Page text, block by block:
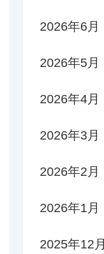
2026年6月
2026年5月
2026年4月
2026年3月
2026年2月
2026年1月
2025年12月